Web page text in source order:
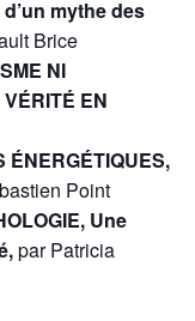
mythe des
Brice
NI
EN
ÉNERGÉTIQUES,
Point
Une
par Patricia